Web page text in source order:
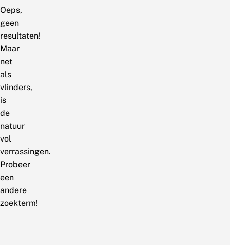
Oeps,
geen
resultaten!
Maar
net
als
vlinders,
is
de
natuur
vol
verrassingen.
Probeer
een
andere
zoekterm!